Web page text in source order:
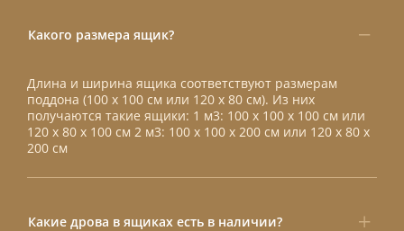
Какого размера ящик?
Длина и ширина ящика соответствуют размерам
поддона (100 х 100 см или 120 х 80 см). Из них
получаются такие ящики: 1 м3: 100 х 100 х 100 см или
120 х 80 х 100 см 2 м3: 100 х 100 х 200 см или 120 х 80 х
200 см
Какие дрова в ящиках есть в наличии?